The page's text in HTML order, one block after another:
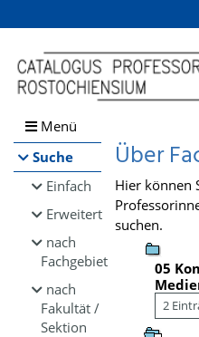
Browsen
direkt zum Inhalt
Menü
Suche
Einfach
Erweitert
nach
Fachgebiet
nach
Fakultät /
Sektion
Über
Hier können
suchen.
05
2